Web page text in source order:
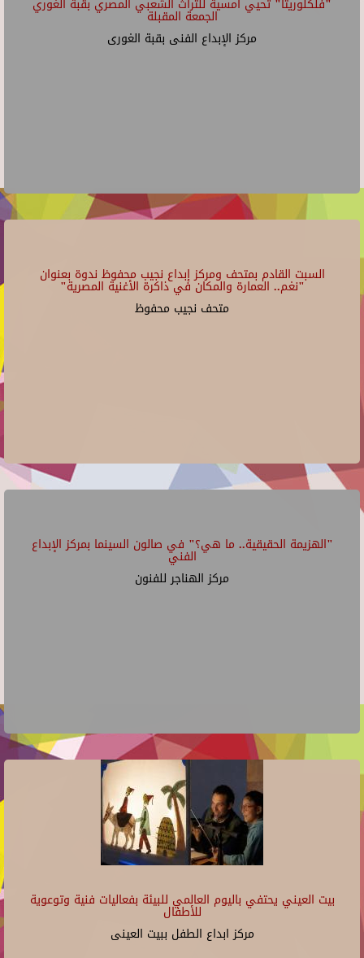
"فلكلوريتا" تحيي أمسية للتراث الشعبي المصري بقبة الغوري
الجمعة المقبلة
مركز الإبداع الفنى بقبة الغورى
السبت القادم بمتحف ومركز إبداع نجيب محفوظ ندوة بعنوان
"نغم.. العمارة والمكان في ذاكرة الأغنية المصرية"
متحف نجيب محفوظ
"الهزيمة الحقيقية.. ما هي؟" في صالون السينما بمركز الإبداع
الفني
مركز الهناجر للفنون
بيت العيني يحتفي باليوم العالمي للبيئة بفعاليات فنية وتوعوية
للأطفال
مركز ابداع الطفل ببيت العينى